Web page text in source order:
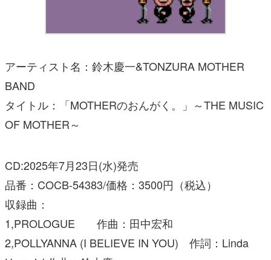
アーティスト名：鈴木慶一&TONZURA MOTHER
BAND
タイトル：「MOTHERのおんがく。」～THE MUSIC
OF MOTHER～
CD:2025年7月23日(水)発売
品番：COCB-54383/価格：3500円（税込）
収録曲：
1,PROLOGUE 作曲：田中宏和
2,POLLYANNA (I BELIEVE IN YOU) 作詞：Linda